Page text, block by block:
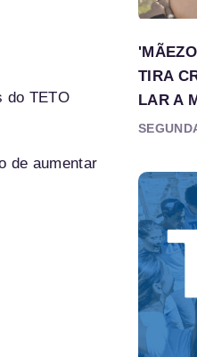
do TETO
de aumentar
TIRA
LAR A